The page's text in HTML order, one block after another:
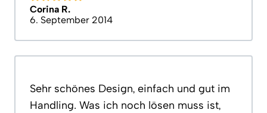
Corina R.
6. September 2014
Sehr schönes Design, einfach und gut im
Handling. Was ich noch lösen muss ist,